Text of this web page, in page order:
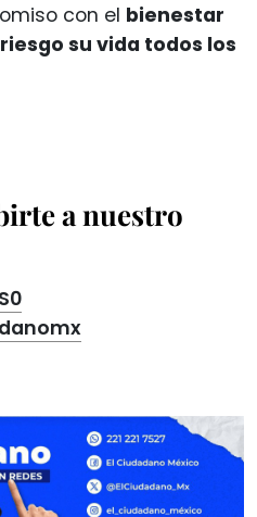
con el bienestar
su vida todos los
a nuestro